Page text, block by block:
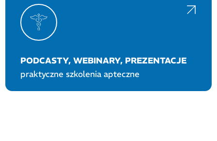
PODCASTY, WEBINARY, PREZENTACJE
praktyczne szkolenia apteczne